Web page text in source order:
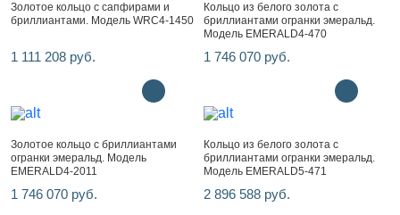
Золотое кольцо с сапфирами и
бриллиантами. Модель WRC4-1450
1 111 208 руб.
Кольцо из белого золота с
бриллиантами огранки эмеральд.
Модель EMERALD4-470
1 746 070 руб.
Золотое кольцо с бриллиантами
огранки эмеральд. Модель
EMERALD4-2011
1 746 070 руб.
Кольцо из белого золота с
бриллиантами огранки эмеральд.
Модель EMERALD5-471
2 896 588 руб.